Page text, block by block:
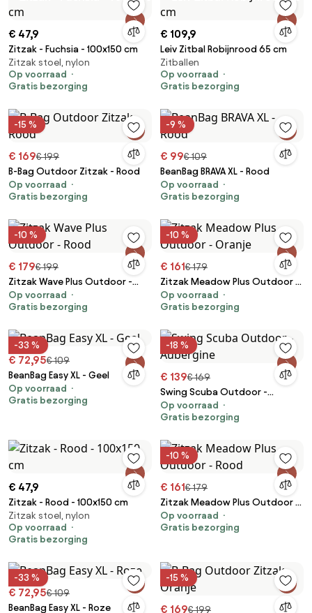
€ 47,9
Zitzak - Fuchsia - 100x150 cm
Zitzak stoel, nylon
Op voorraad
Gratis bezorging
€ 109,9
Leiv Zitbal Robijnrood 65 cm
Zitballen
Op voorraad
Gratis bezorging
-15 %
€ 169€ 199
B-Bag Outdoor Zitzak - Rood
Op voorraad
Gratis bezorging
-9 %
€ 99€ 109
BeanBag BRAVA XL - Rood
Op voorraad
Gratis bezorging
-10 %
€ 179€ 199
Zitzak Wave Plus Outdoor -
Rood
Op voorraad
Gratis bezorging
-10 %
€ 161€ 179
Zitzak Meadow Plus Outdoor -
Oranje
Op voorraad
Gratis bezorging
-33 %
€ 72,95€ 109
BeanBag Easy XL - Geel
Op voorraad
Gratis bezorging
-18 %
€ 139€ 169
Swing Scuba Outdoor -
Aubergine
Op voorraad
Gratis bezorging
€ 47,9
Zitzak - Rood - 100x150 cm
Zitzak stoel, nylon
Op voorraad
Gratis bezorging
-10 %
€ 161€ 179
Zitzak Meadow Plus Outdoor -
Rood
Op voorraad
Gratis bezorging
-33 %
€ 72,95€ 109
BeanBag Easy XL - Roze
-15 %
€ 169€ 199